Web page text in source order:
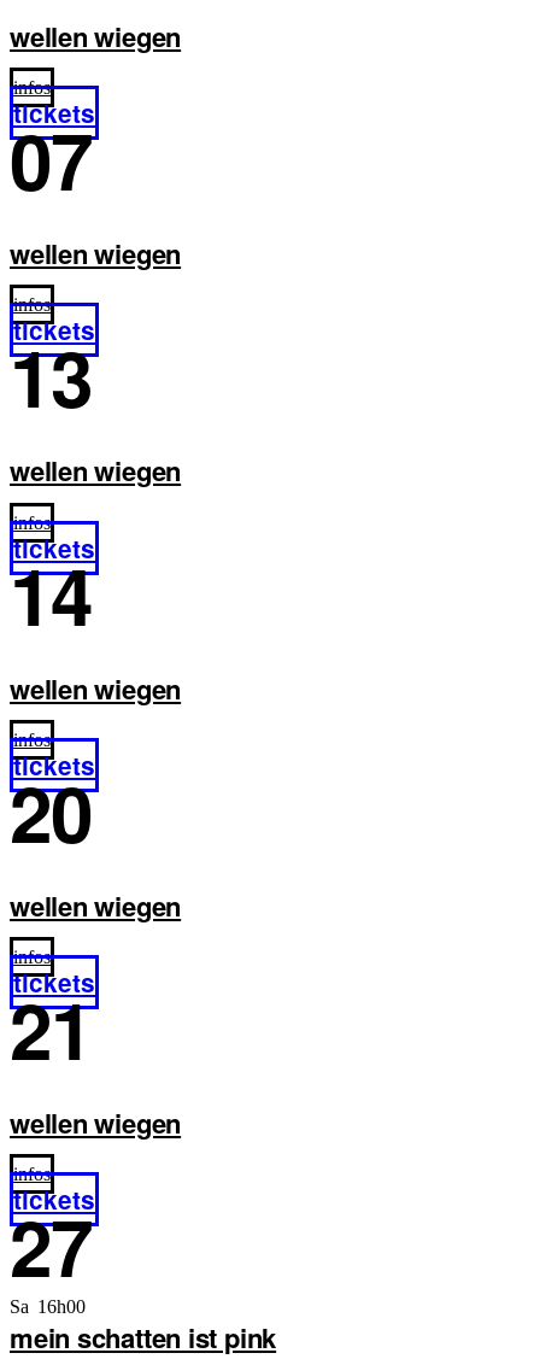
wellen wiegen
infos
tickets
07
wellen wiegen
infos
tickets
13
wellen wiegen
infos
tickets
14
wellen wiegen
infos
tickets
20
wellen wiegen
infos
tickets
21
wellen wiegen
infos
tickets
27
Sa 16h00
mein schatten ist pink